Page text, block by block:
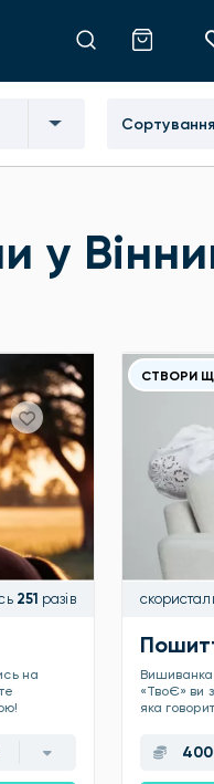
Сортування
у
251 разів
на
СТВОРИ
Вишиванка
«ТвоЄ» ви
яка